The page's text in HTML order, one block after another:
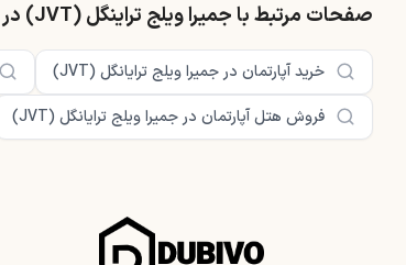
صفحات مرتبط با جمیرا ویلج تراینگل (JVT) در دبی
خرید آپارتمان در جمیرا ویلج ترایانگل (JVT)
فروش هتل آپارتمان در جمیرا ویلج ترایانگل (JVT)